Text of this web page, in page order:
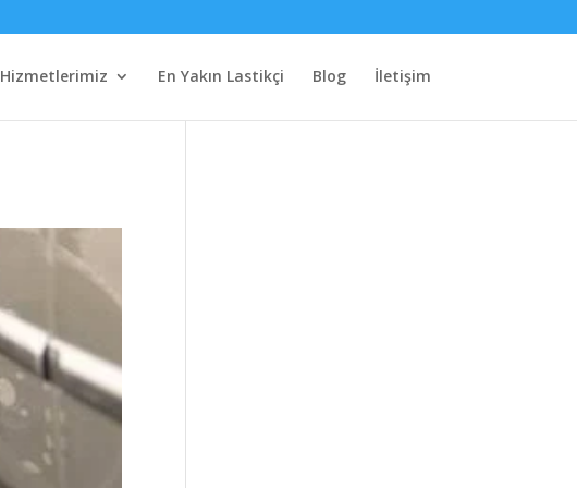
Hizmetlerimiz En Yakın Lastikçi Blog İletişim